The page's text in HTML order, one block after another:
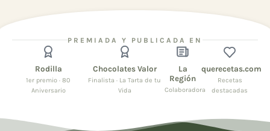
PREMIADA Y PUBLICADA EN
Rodilla
1er premio · 80
Aniversario
Chocolates Valor
Finalista · La Tarta de tu
Vida
La
Región
Colaboradora
querecetas.com
Recetas
destacadas